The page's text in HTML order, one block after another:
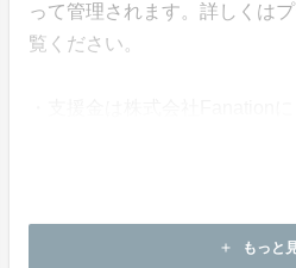
って管理されます。詳しくは
覧ください。
所等へのお問い合わせはご遠慮
add もっと